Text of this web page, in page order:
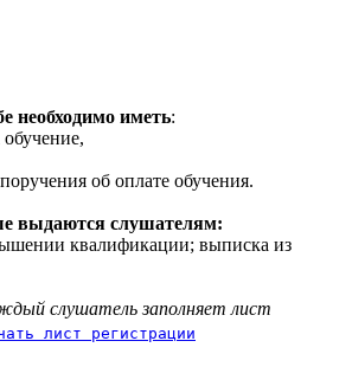
необходимо иметь:
об оплате обучения.
выдаются слушателям:
квалификации; выписка из
слушатель заполняет лист
лист регистрации